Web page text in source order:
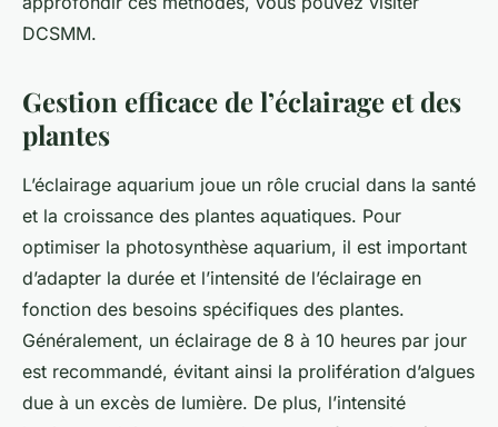
DCSMM.
Gestion efficace de l’éclairage et des
plantes
L’éclairage aquarium joue un rôle crucial dans la santé
et la croissance des plantes aquatiques. Pour
optimiser la photosynthèse aquarium, il est important
d’adapter la durée et l’intensité de l’éclairage en
fonction des besoins spécifiques des plantes.
Généralement, un éclairage de 8 à 10 heures par jour
est recommandé, évitant ainsi la prolifération d’algues
due à un excès de lumière. De plus, l’intensité